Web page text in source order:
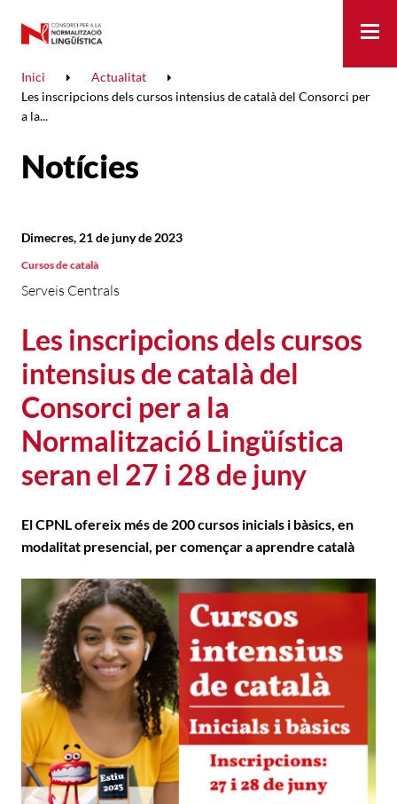
Inici
Actualitat
Les inscripcions dels cursos intensius de català del Consorci per
a la...
Notícies
Les inscripcions dels cursos
intensius de català del
Consorci per a la
Normalització Lingüística
seran el 27 i 28 de juny
Serveis Centrals
Dimecres, 21 de juny de 2023
Cursos de català
El CPNL ofereix més de 200 cursos inicials i bàsics, en
modalitat presencial, per començar a aprendre català